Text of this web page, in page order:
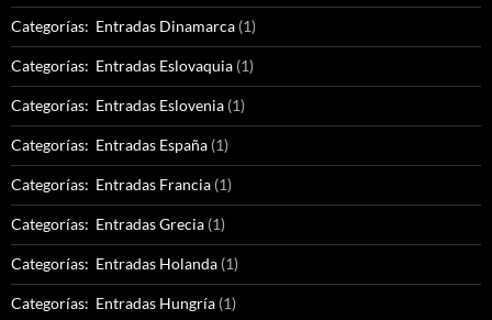
Categorías: Entradas Dinamarca (1)
Categorías: Entradas Eslovaquia (1)
Categorías: Entradas Eslovenia (1)
Categorías: Entradas España (1)
Categorías: Entradas Francia (1)
Categorías: Entradas Grecia (1)
Categorías: Entradas Holanda (1)
Categorías: Entradas Hungría (1)